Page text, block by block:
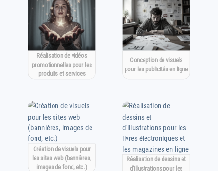
Réalisation de vidéos
promotionnelles pour les
produits et services
Conception de visuels
pour les publicités en ligne
Création de visuels pour
les sites web (bannières,
images de fond, etc.)
Réalisation de dessins et
d'illustrations pour les